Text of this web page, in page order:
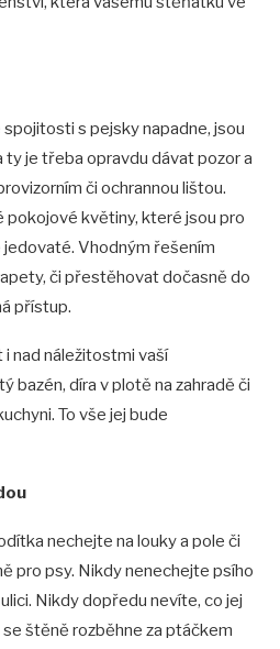
s pejsky napadne, jsou
je třeba opravdu dávat pozor a
či ochrannou lištou.
pokojové květiny, které jsou pro
Vhodným řešením
či přestěhovat dočasně do
přístup.
nad náležitostmi vaší
bazén, díra v plotě na zahradě či
To vše jej bude
nechejte na louky a pole či
pro psy. Nikdy nenechejte psího
Nikdy dopředu nevíte, co jej
štěně rozběhne za ptáčkem